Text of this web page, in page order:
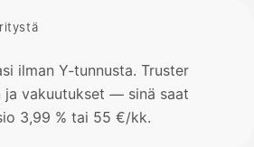
ilman Y-tunnusta. Truster
ja vakuutukset — sinä saat
3,99 % tai 55 €/kk.